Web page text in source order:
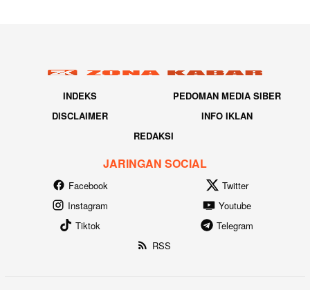
INDEKS
PEDOMAN MEDIA SIBER
DISCLAIMER
INFO IKLAN
REDAKSI
JARINGAN SOCIAL
Facebook
Twitter
Instagram
Youtube
Tiktok
Telegram
RSS